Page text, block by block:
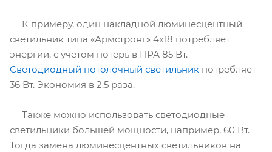
К примеру, один накладной люминесцентный
светильник типа «Армстронг» 4х18 потребляет
энергии, с учетом потерь в ПРА 85 Вт.
Светодиодный потолочный светильник потребляет
36 Вт. Экономия в 2,5 раза.
Также можно использовать светодиодные
светильники большей мощности, например, 60 Вт.
Тогда замена люминесцентных светильников на